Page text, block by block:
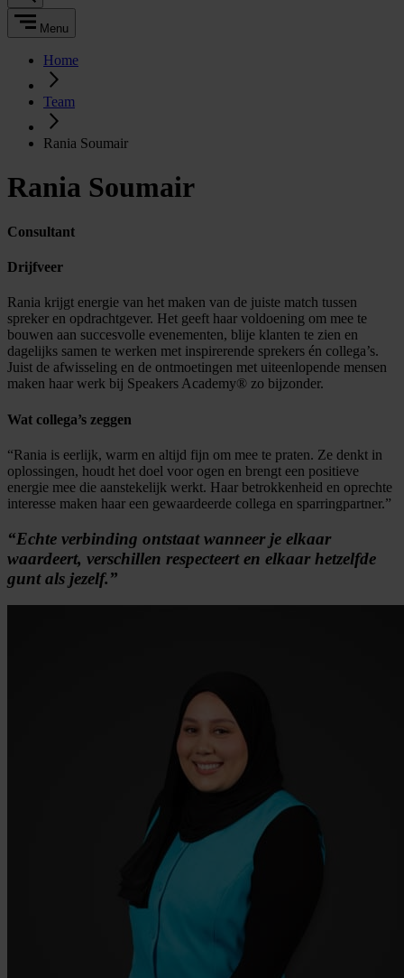
Menu
Home
Team
Rania Soumair
Rania Soumair
Consultant
Drijfveer
Rania krijgt energie van het maken van de juiste match tussen
spreker en opdrachtgever. Het geeft haar voldoening om mee te
bouwen aan succesvolle evenementen, blije klanten te zien en
dagelijks samen te werken met inspirerende sprekers én collega’s.
Juist de afwisseling en de ontmoetingen met uiteenlopende mensen
maken haar werk bij Speakers Academy® zo bijzonder.
Wat collega’s zeggen
“Rania is eerlijk, warm en altijd fijn om mee te praten. Ze denkt in
oplossingen, houdt het doel voor ogen en brengt een positieve
energie mee die aanstekelijk werkt. Haar betrokkenheid en oprechte
interesse maken haar een gewaardeerde collega en sparringpartner.”
“Echte verbinding ontstaat wanneer je elkaar
waardeert, verschillen respecteert en elkaar hetzelfde
gunt als jezelf.”